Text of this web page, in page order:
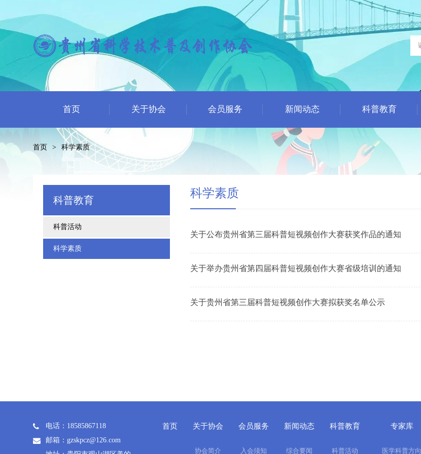
首页 关于协会 会员服务 新闻动态 科普教育
首页 > 科学素质
科普教育
科普活动
科学素质
科学素质
关于公布贵州省第三届科普短视频创作大赛获奖作品的通知
关于举办贵州省第四届科普短视频创作大赛省级培训的通知
关于贵州省第三届科普短视频创作大赛拟获奖名单公示
电话：18585867118
邮箱：gzskpcz@126.com
首页 关于协会
协会简介
会员服务
入会须知
新闻动态
综合要闻
科普教育
科普活动
专家库
医学科普方向